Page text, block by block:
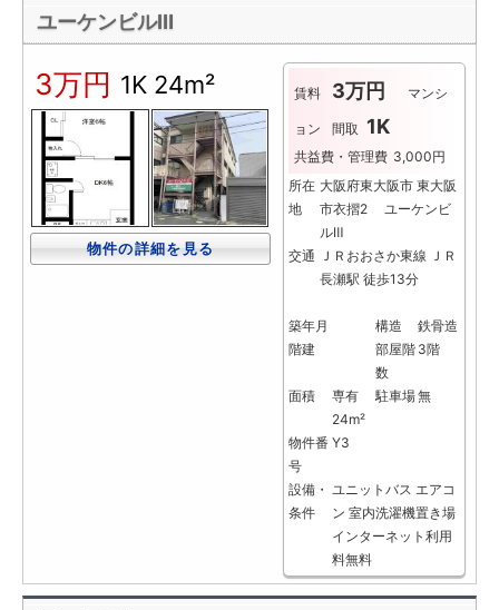
ユーケンビルⅢ
3万円 1K 24m²
物件の詳細を見る
賃料 3万円 マンシ
ョン 間取 1K
共益費・管理費 3,000円
所在
地
大阪府東大阪市 東大阪
市衣摺2 ユーケンビ
ルⅢ
交通 ＪＲおおさか東線 ＪＲ
長瀬駅 徒歩13分
築年月 構造
鉄骨造
階建
部屋階
数
3階
面積
専有
24m²
駐車場無
物件番
号
Y3
設備・
条件
ユニットバス エアコ
ン 室内洗濯機置き場
インターネット利用
料無料